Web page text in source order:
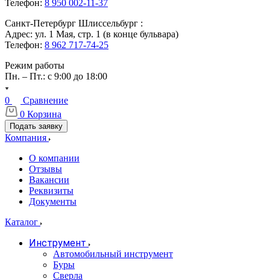
Телефон: 8 950 002-11-37
Санкт-Петербург Шлиссельбург :
Адрес: ул. 1 Мая, стр. 1 (в конце бульвара)
Телефон: 8 962 717-74-25
Режим работы
Пн. – Пт.: с 9:00 до 18:00
0
Сравнение
0 Корзина
Подать заявку
Компания
О компании
Отзывы
Вакансии
Реквизиты
Документы
Каталог
Инструмент
Автомобильный инструмент
Буры
Сверла